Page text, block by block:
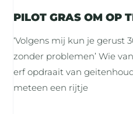
PILOT GRAS OM OP
‘Volgens mij kun je gerust
zonder problemen’ Wie
erf opdraait van
meteen een rijtje